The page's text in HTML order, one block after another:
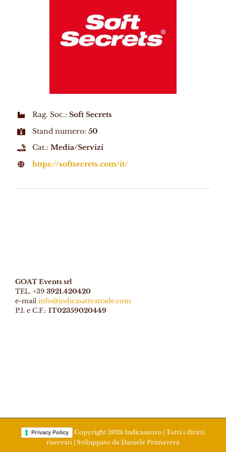
Rag. Soc.: Soft Secrets
Stand numero: 50
Cat.: Media/Servizi
https://softsecrets.com/it/
GOAT Events srl
TEL. +39 3921.420420
e-mail info@indicasativatrade.com
P.I. e C.F.: IT02359020449
Privacy Policy
Copyright 2024 Indicasativa | Tutti i diritti
riservati | Sviluppato da Daniele Primavera